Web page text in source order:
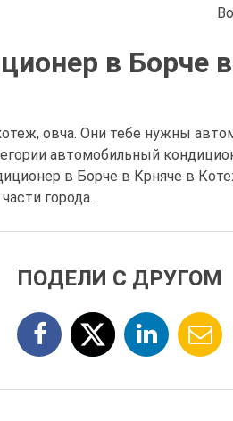
в Борче
овча. Они тебе нужны
автомобильный
в Борче в Крняче в
города.
ПОДЕЛИ С ДРУГОМ